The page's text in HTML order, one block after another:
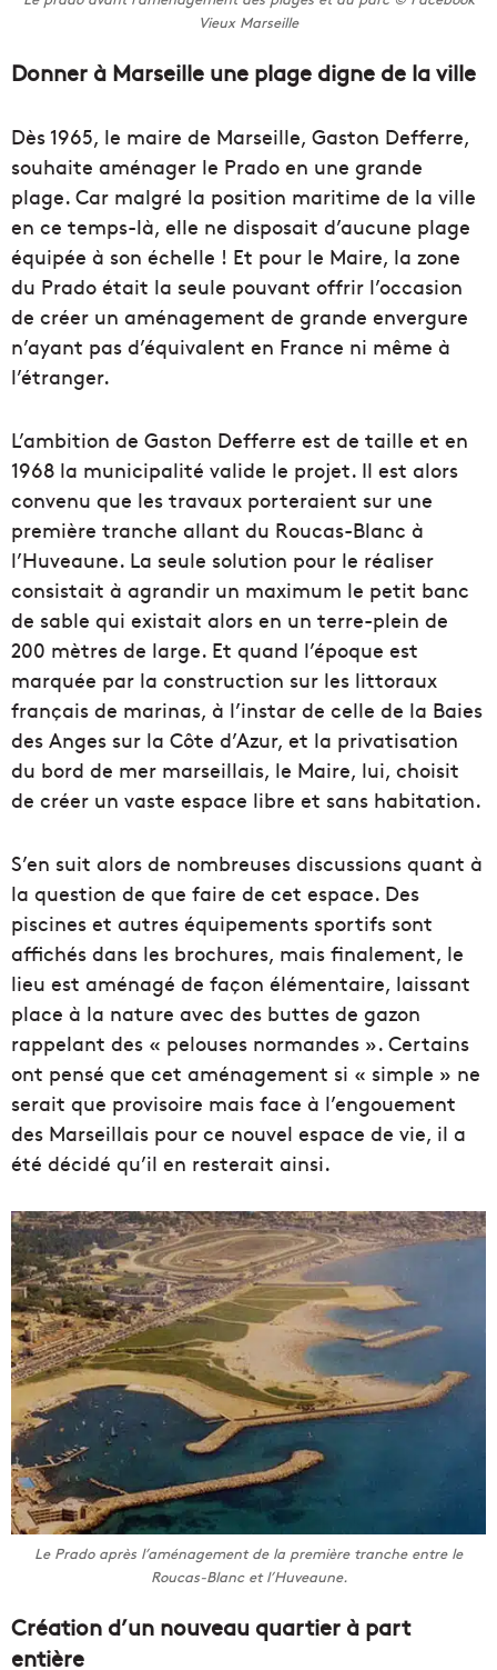
Vieux Marseille
Donner à Marseille une plage digne de la ville
Dès 1965, le maire de Marseille, Gaston Defferre,
souhaite aménager le Prado en une grande
plage. Car malgré la position maritime de la ville
en ce temps-là, elle ne disposait d’aucune plage
équipée à son échelle ! Et pour le Maire, la zone
du Prado était la seule pouvant offrir l’occasion
de créer un aménagement de grande envergure
n’ayant pas d’équivalent en France ni même à
l’étranger.
L’ambition de Gaston Defferre est de taille et en
1968 la municipalité valide le projet. Il est alors
convenu que les travaux porteraient sur une
première tranche allant du Roucas-Blanc à
l’Huveaune. La seule solution pour le réaliser
consistait à agrandir un maximum le petit banc
de sable qui existait alors en un terre-plein de
200 mètres de large. Et quand l’époque est
marquée par la construction sur les littoraux
français de marinas, à l’instar de celle de la Baies
des Anges sur la Côte d’Azur, et la privatisation
du bord de mer marseillais, le Maire, lui, choisit
de créer un vaste espace libre et sans habitation.
S’en suit alors de nombreuses discussions quant à
la question de que faire de cet espace. Des
piscines et autres équipements sportifs sont
affichés dans les brochures, mais finalement, le
lieu est aménagé de façon élémentaire, laissant
place à la nature avec des buttes de gazon
rappelant des « pelouses normandes ». Certains
ont pensé que cet aménagement si « simple » ne
serait que provisoire mais face à l’engouement
des Marseillais pour ce nouvel espace de vie, il a
été décidé qu’il en resterait ainsi.
Le Prado après l’aménagement de la première tranche entre le
Roucas-Blanc et l’Huveaune.
Création d’un nouveau quartier à part
entière